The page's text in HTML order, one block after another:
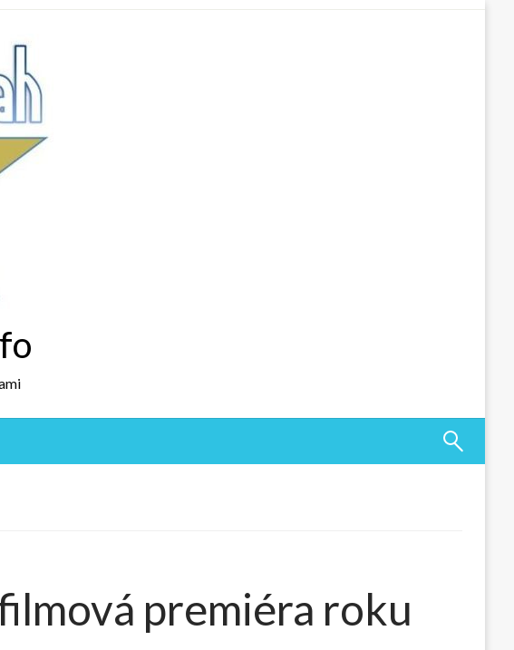
premiéra roku